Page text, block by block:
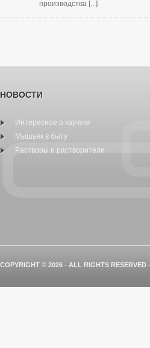
производства [...]
НОВОСТИ
Интересное о каучуке
Мышьяк в быту
Растворы и растворители
COPYRIGHT © 2026 - ALL RIGHTS RESERVED